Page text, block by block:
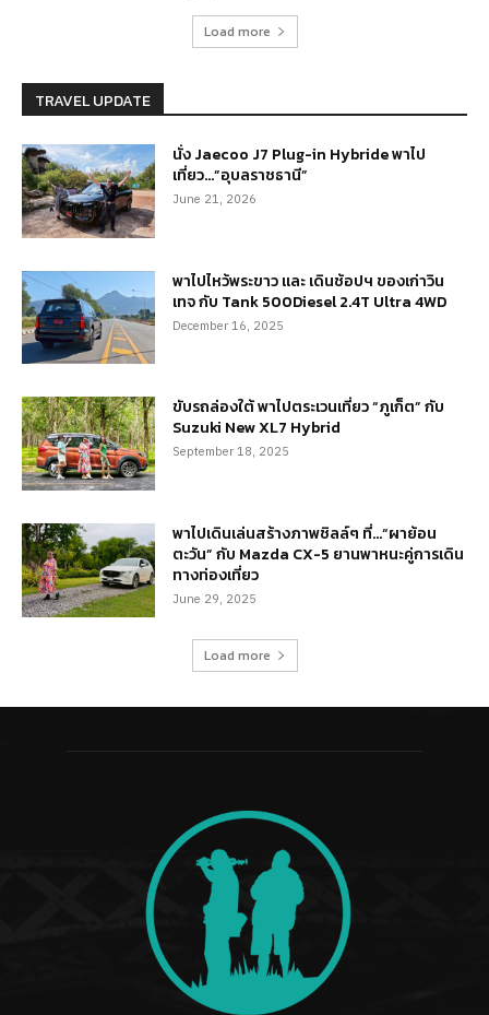
Load more
TRAVEL UPDATE
นั่ง Jaecoo J7 Plug-in Hybride พาไป
เที่ยว…”อุบลราชธานี”
June 21, 2026
พาไปไหว้พระขาว และ เดินช้อปฯ ของเก่าวิน
เทจ กับ Tank 500Diesel 2.4T Ultra 4WD
December 16, 2025
ขับรถล่องใต้ พาไปตระเวนเที่ยว “ภูเก็ต” กับ
Suzuki New XL7 Hybrid
September 18, 2025
พาไปเดินเล่นสร้างภาพชิลล์ๆ ที่…“ผาย้อน
ตะวัน” กับ Mazda CX-5 ยานพาหนะคู่การเดิน
ทางท่องเที่ยว
June 29, 2025
Load more